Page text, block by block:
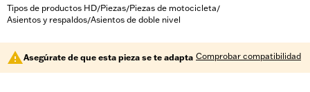
Tipos de productos HD/Piezas/Piezas de motocicleta/
Asientos y respaldos/Asientos de doble nivel
Asegúrate de que esta pieza se te adapta Comprobar compatibilidad